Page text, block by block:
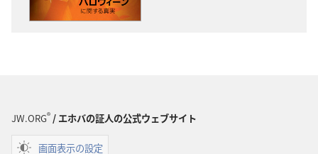
JW.ORG®/ エホバの証人の公式ウェブサイト
画面表示の設定